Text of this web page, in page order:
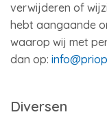
verwijderen of
hebt aangaande
waarop wij met
dan op:
Diversen